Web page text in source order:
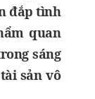
đắp tình
quan
sáng
sản vô